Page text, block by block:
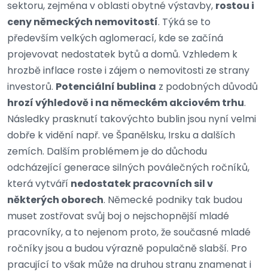
sektoru, zejména v oblasti obytné výstavby, rostou i
ceny německých nemovitostí. Týká se to
především velkých aglomerací, kde se začíná
projevovat nedostatek bytů a domů. Vzhledem k
hrozbě inflace roste i zájem o nemovitosti ze strany
investorů. Potenciální bublina z podobných důvodů
hrozí výhledově i na německém akciovém trhu.
Následky prasknutí takovýchto bublin jsou nyní velmi
dobře k vidění např. ve Španělsku, Irsku a dalších
zemích. Dalším problémem je do důchodu
odcházející generace silných poválečných ročníků,
která vytváří nedostatek pracovních sil v
některých oborech. Německé podniky tak budou
muset zostřovat svůj boj o nejschopnější mladé
pracovníky, a to nejenom proto, že současné mladé
ročníky jsou a budou výrazně populačně slabší. Pro
pracující to však může na druhou stranu znamenat i